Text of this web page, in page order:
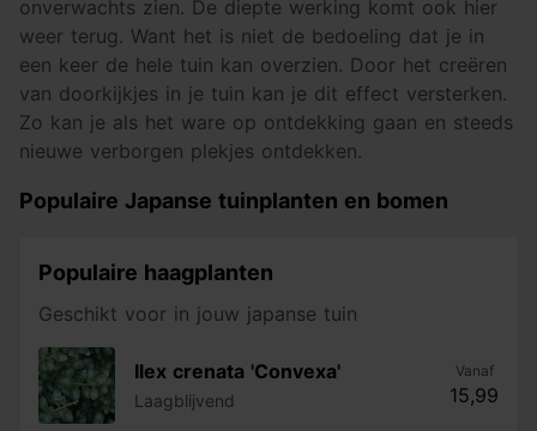
onverwachts zien. De diepte werking komt ook hier
weer terug. Want het is niet de bedoeling dat je in
een keer de hele tuin kan overzien. Door het creëren
van doorkijkjes in je tuin kan je dit effect versterken.
Zo kan je als het ware op ontdekking gaan en steeds
nieuwe verborgen plekjes ontdekken.
Populaire Japanse tuinplanten en bomen
Populaire haagplanten
Geschikt voor in jouw japanse tuin
Ilex crenata 'Convexa'
Laagblijvend
Vanaf
15,99